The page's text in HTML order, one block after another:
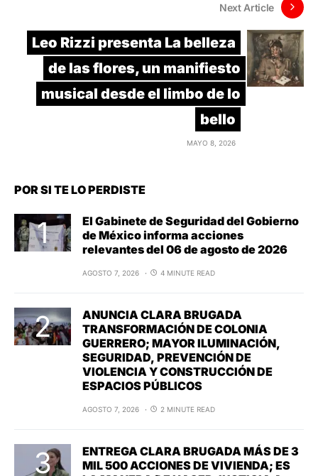
Next Article
Leo Rizzi presenta La belleza
de las flores, un manifiesto
musical desde el limbo de lo
bello
MAYO 8, 2026
POR SI TE LO PERDISTE
El Gabinete de Seguridad del Gobierno
de México informa acciones
relevantes del 06 de agosto de 2026
AGOSTO 7, 2026 4 MINUTE READ
ANUNCIA CLARA BRUGADA
TRANSFORMACIÓN DE COLONIA
GUERRERO; MAYOR ILUMINACIÓN,
SEGURIDAD, PREVENCIÓN DE
VIOLENCIA Y CONSTRUCCIÓN DE
ESPACIOS PÚBLICOS
AGOSTO 7, 2026 2 MINUTE READ
ENTREGA CLARA BRUGADA MÁS DE 3
MIL 500 ACCIONES DE VIVIENDA; ES